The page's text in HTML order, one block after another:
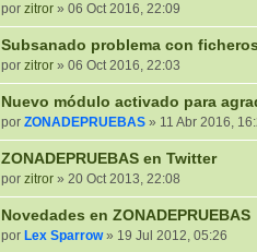
por zitror » 06 Oct 2016, 22:09
Subsanado problema con
por zitror » 06 Oct 2016, 22:03
Nuevo módulo activado para
por ZONADEPRUEBAS » 11 Abr 2016,
ZONADEPRUEBAS en Twitter
por zitror » 20 Oct 2013, 22:08
Novedades en ZONADEPRUEBAS
por Lex Sparrow» 19 Jul 2012, 05:26